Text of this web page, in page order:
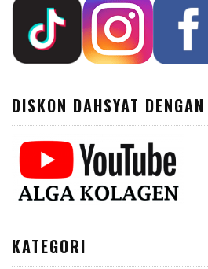
DISKON DAHSYAT
KATEGORI